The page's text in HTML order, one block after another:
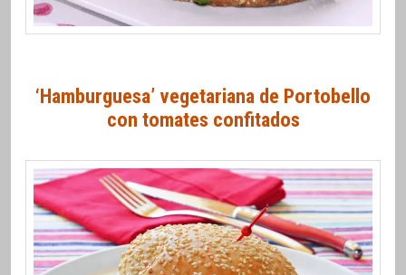
‘Hamburguesa’ vegetariana de Portobello
con tomates confitados